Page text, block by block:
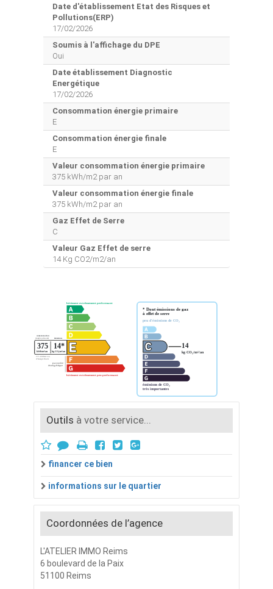
Date d'établissement Etat des Risques et
Pollutions(ERP)
17/02/2026
Soumis à l'affichage du DPE
Oui
Date établissement Diagnostic
Energétique
17/02/2026
Consommation énergie primaire
E
Consommation énergie finale
E
Valeur consommation énergie primaire
375 kWh/m2 par an
Valeur consommation énergie finale
375 kWh/m2 par an
Gaz Effet de Serre
C
Valeur Gaz Effet de serre
14 Kg CO2/m2/an
Outils à votre service...
financer ce bien
informations sur le quartier
Coordonnées de l’agence
L'ATELIER IMMO Reims
6 boulevard de la Paix
51100 Reims